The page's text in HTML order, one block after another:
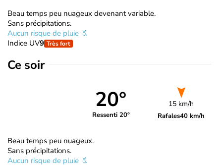
Beau temps peu nuageux devenant variable.
Sans précipitations.
Aucun risque de pluie
Indice UV9 Très fort
Ce soir
20°
Ressenti 20°
15 km/h
Rafales40 km/h
Beau temps peu nuageux.
Sans précipitations.
Aucun risque de pluie